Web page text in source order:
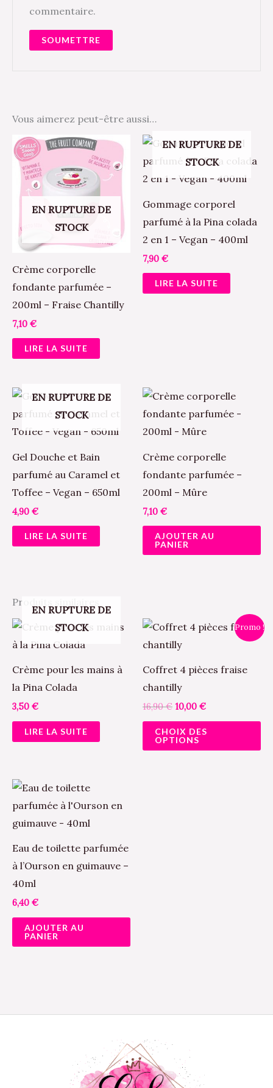
commentaire.
Vous aimerez peut-être aussi…
EN RUPTURE DE
STOCK
Crème corporelle
fondante parfumée –
200ml – Fraise Chantilly
7,10 €
LIRE LA SUITE
EN RUPTURE DE
STOCK
Gommage corporel
parfumé à la Pina colada
2 en 1 – Vegan – 400ml
7,90 €
LIRE LA SUITE
EN RUPTURE DE
STOCK
Gel Douche et Bain
parfumé au Caramel et
Toffee – Vegan – 650ml
4,90 €
LIRE LA SUITE
Crème corporelle
fondante parfumée –
200ml – Mûre
7,10 €
AJOUTER AU
PANIER
Produits similaires
EN RUPTURE DE
STOCK
Crème pour les mains à
la Pina Colada
3,50 €
LIRE LA SUITE
Promo !
Coffret 4 pièces fraise
chantilly
16,90€
Le
prix
initial
16,90 €.
10,00 €
Le
prix
10,00 €.
CHOIX DES
OPTIONS
Ce
Eau de toilette parfumée
à l’Ourson en guimauve –
40ml
6,40 €
AJOUTER AU
PANIER